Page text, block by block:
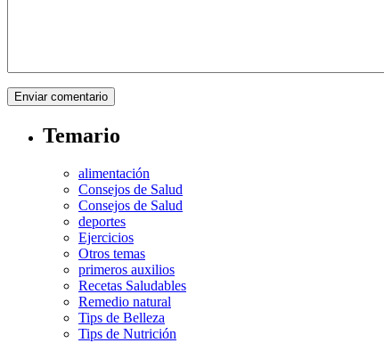
Temario
alimentación
Consejos de Salud
Consejos de Salud
deportes
Ejercicios
Otros temas
primeros auxilios
Recetas Saludables
Remedio natural
Tips de Belleza
Tips de Nutrición